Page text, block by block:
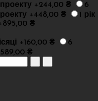
+244,00 ₴
6
+448,00 ₴
1 рік
₴
+160,00 ₴
6
₴